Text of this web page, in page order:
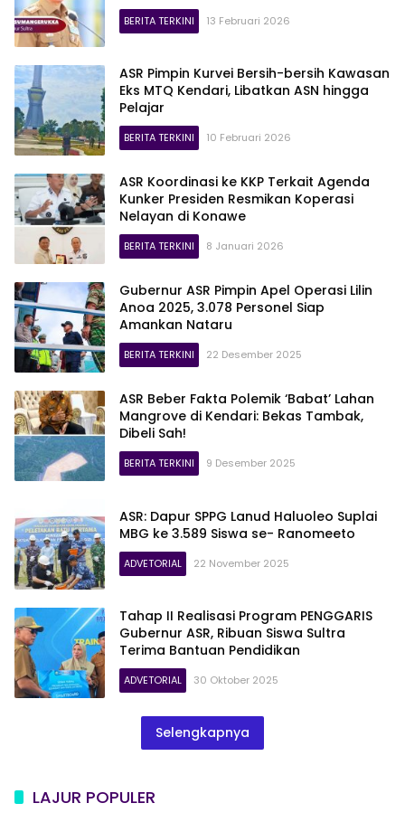
BERITA TERKINI 13 Februari 2026
ASR Pimpin Kurvei Bersih-bersih Kawasan
Eks MTQ Kendari, Libatkan ASN hingga
Pelajar
BERITA TERKINI 10 Februari 2026
ASR Koordinasi ke KKP Terkait Agenda
Kunker Presiden Resmikan Koperasi
Nelayan di Konawe
BERITA TERKINI 8 Januari 2026
Gubernur ASR Pimpin Apel Operasi Lilin
Anoa 2025, 3.078 Personel Siap
Amankan Nataru
BERITA TERKINI 22 Desember 2025
ASR Beber Fakta Polemik ‘Babat’ Lahan
Mangrove di Kendari: Bekas Tambak,
Dibeli Sah!
BERITA TERKINI 9 Desember 2025
ASR: Dapur SPPG Lanud Haluoleo Suplai
MBG ke 3.589 Siswa se- Ranomeeto
ADVETORIAL 22 November 2025
Tahap II Realisasi Program PENGGARIS
Gubernur ASR, Ribuan Siswa Sultra
Terima Bantuan Pendidikan
ADVETORIAL 30 Oktober 2025
Selengkapnya
LAJUR POPULER